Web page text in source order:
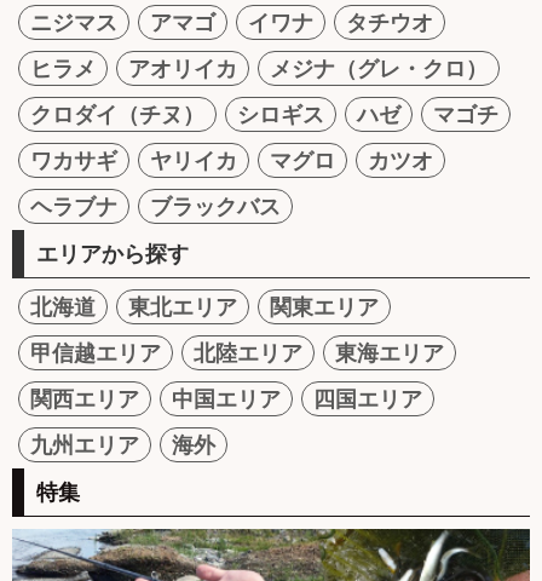
ニジマス
アマゴ イワナ
タチウオ
ヒラメ
アオリイカ
メジナ（グレ・クロ）
クロダイ（チヌ）
シロギス ハゼ
マゴチ
ワカサギ
ヤリイカ マグロ
カツオ
ヘラブナ
ブラックバス
エリアから探す
北海道 東北エリア
関東エリア
甲信越エリア
北陸エリア
東海エリア
関西エリア
中国エリア
四国エリア
九州エリア
海外
特集